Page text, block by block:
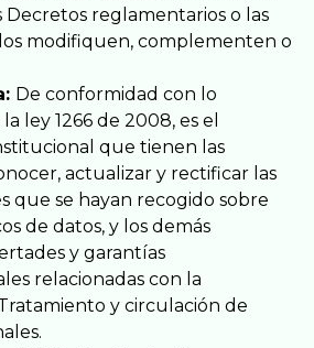
Decretos reglamentarios o las
modifiquen, complementen o
De conformidad con lo
ley 1266 de 2008, es el
que tienen las
actualizar y rectificar las
que se hayan recogido sobre
de datos, y los demás
y garantías
relacionadas con la
y circulación de